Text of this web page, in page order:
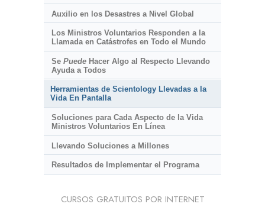
Auxilio en los Desastres a Nivel Global
Los Ministros Voluntarios Responden a la
Llamada en Catástrofes en Todo el Mundo
Se PuedeHacer Algo al Respecto Llevando
Ayuda a Todos
Herramientas de Scientology Llevadas a la
Vida En Pantalla
Soluciones para Cada Aspecto de la Vida
Ministros Voluntarios En Línea
Llevando Soluciones a Millones
Resultados de Implementar el Programa
CURSOS GRATUITOS POR INTERNET